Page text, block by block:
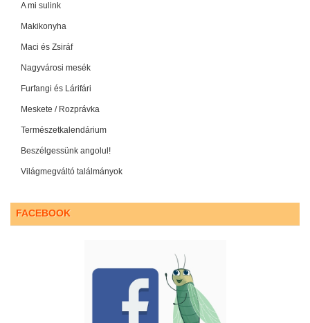
A mi sulink
Makikonyha
Maci és Zsiráf
Nagyvárosi mesék
Furfangi és Lárifári
Meskete / Rozprávka
Természetkalendárium
Beszélgessünk angolul!
Világmegváltó találmányok
FACEBOOK